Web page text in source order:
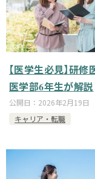
【医学生必見】研
医学部6年生が解説
公開日： 2026年2月19日
キャリア・転職